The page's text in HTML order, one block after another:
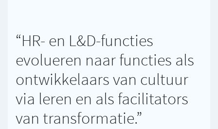
“HR- en L&D-functies
evolueren naar functies als
ontwikkelaars van cultuur
via leren en als facilitators
van transformatie.”